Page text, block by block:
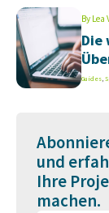
By Lea
Die
Guides,
und
Ihre
machen.